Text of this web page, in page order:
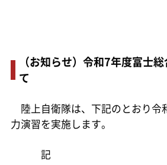
（お知らせ）令和7年度富士
て
陸上自衛隊は、下記のとおり令
力演習を実施します。
記